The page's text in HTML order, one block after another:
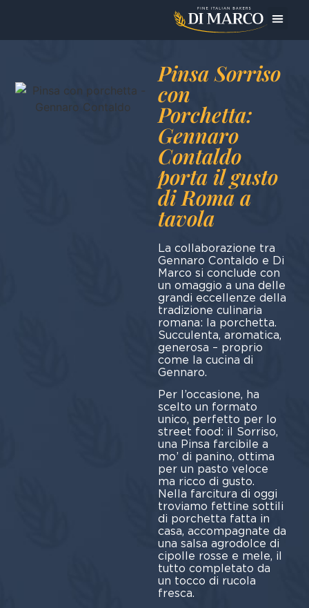
Pinsa Sorriso
con
Porchetta:
Gennaro
Contaldo
porta il gusto
di Roma a
tavola
La collaborazione tra
Gennaro Contaldo e Di
Marco si conclude con
un omaggio a una delle
grandi eccellenze della
tradizione culinaria
romana: la porchetta.
Succulenta, aromatica,
generosa – proprio
come la cucina di
Gennaro.
Per l’occasione, ha
scelto un formato
unico, perfetto per lo
street food: il Sorriso,
una Pinsa farcibile a
mo’ di panino, ottima
per un pasto veloce
ma ricco di gusto.
Nella farcitura di oggi
troviamo fettine sottili
di porchetta fatta in
casa, accompagnate da
una salsa agrodolce di
cipolle rosse e mele, il
tutto completato da
un tocco di rucola
fresca.